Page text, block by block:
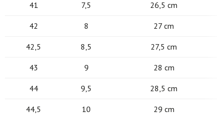
41 7,5 26,5 cm
42 8 27 cm
42,5 8,5 27,5 cm
43 9 28 cm
44 9,5 28,5 cm
44,5 10 29 cm